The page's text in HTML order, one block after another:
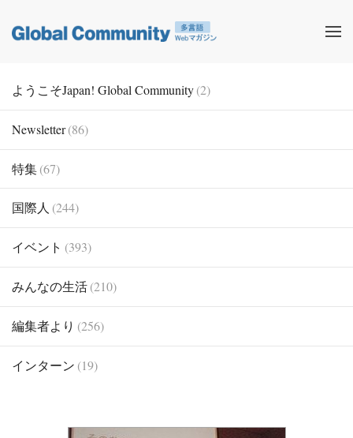
ようこそJapan! Global Community(2)
Newsletter(86)
特集(67)
国際人 (244)
イベント (393)
みんなの生活(210)
編集者より (256)
インターン (19)